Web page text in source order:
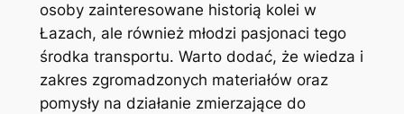
osoby zainteresowane historią kolei w
Łazach, ale również młodzi pasjonaci tego
środka transportu. Warto dodać, że wiedza i
zakres zgromadzonych materiałów oraz
pomysły na działanie zmierzające do